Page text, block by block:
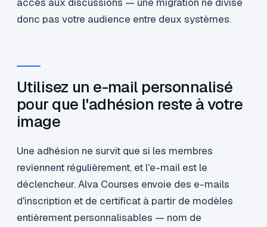
donc pas votre audience entre deux systèmes.
Utilisez un e-mail personnalisé
pour que l'adhésion reste à votre
image
Une adhésion ne survit que si les membres
reviennent régulièrement, et l'e-mail est le
déclencheur. Alva Courses envoie des e-mails
d'inscription et de certificat à partir de modèles
entièrement personnalisables — nom de